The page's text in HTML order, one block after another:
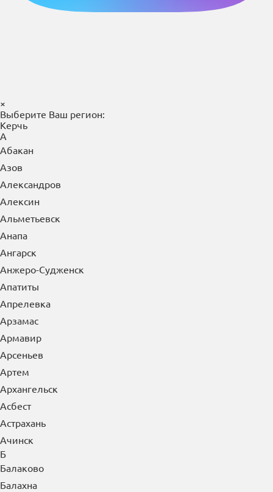
×
Выберите Ваш регион:
Керчь
А
Абакан
Азов
Александров
Алексин
Альметьевск
Анапа
Ангарск
Анжеро-Судженск
Апатиты
Апрелевка
Арзамас
Армавир
Арсеньев
Артем
Архангельск
Асбест
Астрахань
Ачинск
Б
Балаково
Балахна